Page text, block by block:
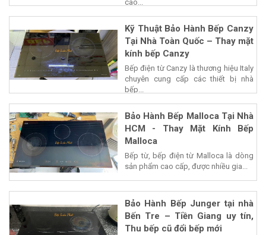
cao...
Kỹ Thuật Bảo Hành Bếp Canzy
Tại Nhà Toàn Quốc – Thay mặt
kính bếp Canzy
Bếp điện từ Canzy là thương hiệu Italy
chuyên cung cấp các thiết bị nhà
bếp...
Bảo Hành Bếp Malloca Tại Nhà
HCM - Thay Mặt Kính Bếp
Malloca
Bếp từ, bếp điện từ Malloca là dòng
sản phẩm cao cấp, được nhiều gia...
Bảo Hành Bếp Junger tại nhà
Bến Tre – Tiền Giang uy tín,
Thu bếp cũ đổi bếp mới